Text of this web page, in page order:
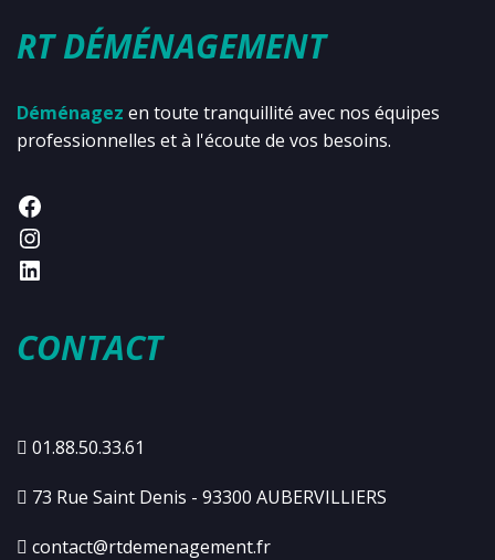
RT DÉMÉNAGEMENT
Déménagez en toute tranquillité avec nos équipes
professionnelles et à l'écoute de vos besoins.
CONTACT
01.88.50.33.61
73 Rue Saint Denis - 93300 AUBERVILLIERS
contact@rtdemenagement.fr